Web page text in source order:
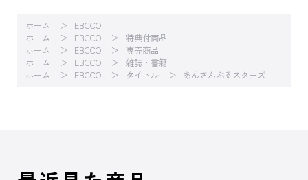
ホーム
EBCCO
ホーム
EBCCO
特典付商品
ホーム
EBCCO
専売商品
ホーム
EBCCO
雑誌・書籍
ホーム
EBCCO タイトル あんさんぶるスターズ